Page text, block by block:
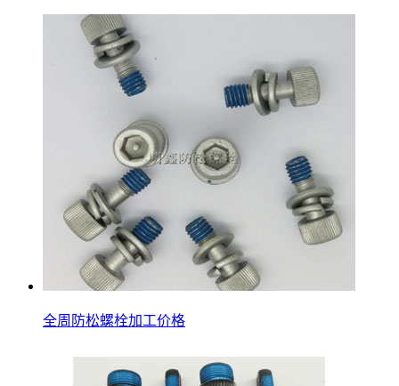
全周防松螺栓加工价格